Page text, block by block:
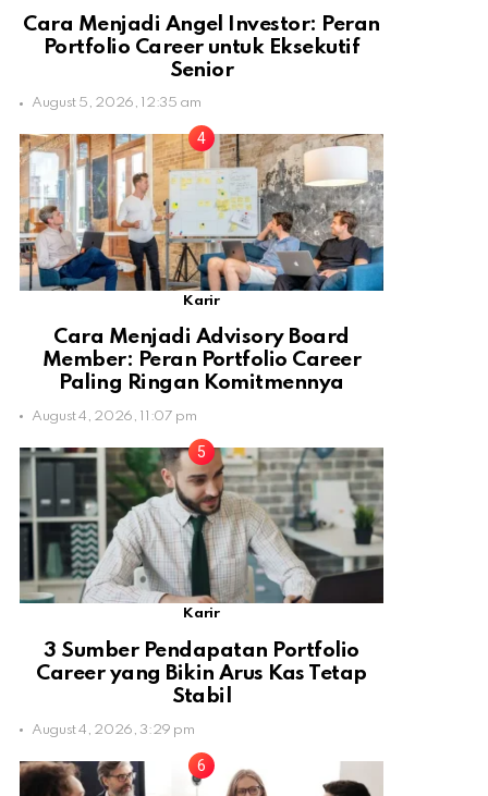
Cara Menjadi Angel Investor: Peran
Portfolio Career untuk Eksekutif
Senior
August 5, 2026, 12:35 am
Karir
Cara Menjadi Advisory Board
Member: Peran Portfolio Career
Paling Ringan Komitmennya
August 4, 2026, 11:07 pm
Karir
3 Sumber Pendapatan Portfolio
Career yang Bikin Arus Kas Tetap
Stabil
August 4, 2026, 3:29 pm